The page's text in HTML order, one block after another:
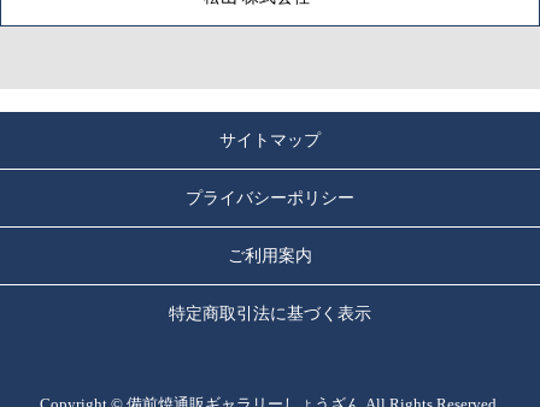
サイトマップ
プライバシーポリシー
ご利用案内
特定商取引法に基づく表示